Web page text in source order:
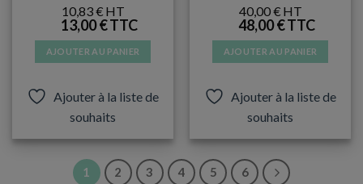
10,83€
13,00€
AJOUTER AU PANIER
Ajouter à la liste de
souhaits
40,00€
48,00€
AJOUTER AU PANIER
Ajouter à la liste de
souhaits
1 2 3 4 5 6